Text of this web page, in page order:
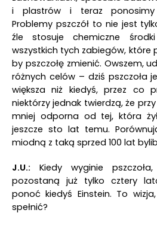
i plastrów i teraz ponosimy
Problemy pszczół to nie jest
źle stosuje chemiczne
wszystkich tych zabiegów, które
by pszczołę zmienić. Owszem,
różnych celów – dziś pszczoła
większa niż kiedyś, przez co
niektórzy jednak twierdzą, że
mniej odporna od tej, która
jeszcze sto lat temu.
miodną z taką sprzed 100 lat
J.U.: Kiedy wyginie
pozostaną już tylko cztery
ponoć kiedyś Einstein. To
spełnić?